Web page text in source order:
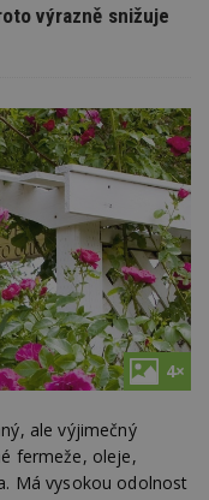
výrazně snižuje
4×
ale výjimečný
fermeže, oleje,
Má vysokou odolnost